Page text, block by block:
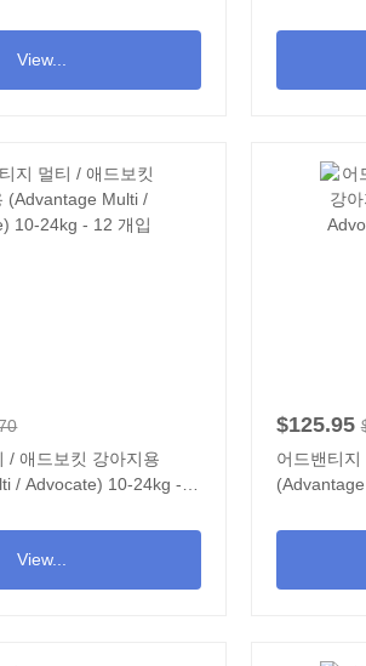
View...
/ 애드보킷 강아지용
/ Advocate) 10-24kg -
View...
$125.95
어드밴티